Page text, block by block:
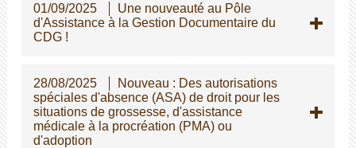
01/09/2025
Une nouveauté au Pôle
d'Assistance à la Gestion Documentaire du
CDG !
28/08/2025
Nouveau : Des autorisations
spéciales d'absence (ASA) de droit pour les
situations de grossesse, d'assistance
médicale à la procréation (PMA) ou
d'adoption